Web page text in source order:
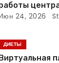
24, 2026
ДИЕТЫ